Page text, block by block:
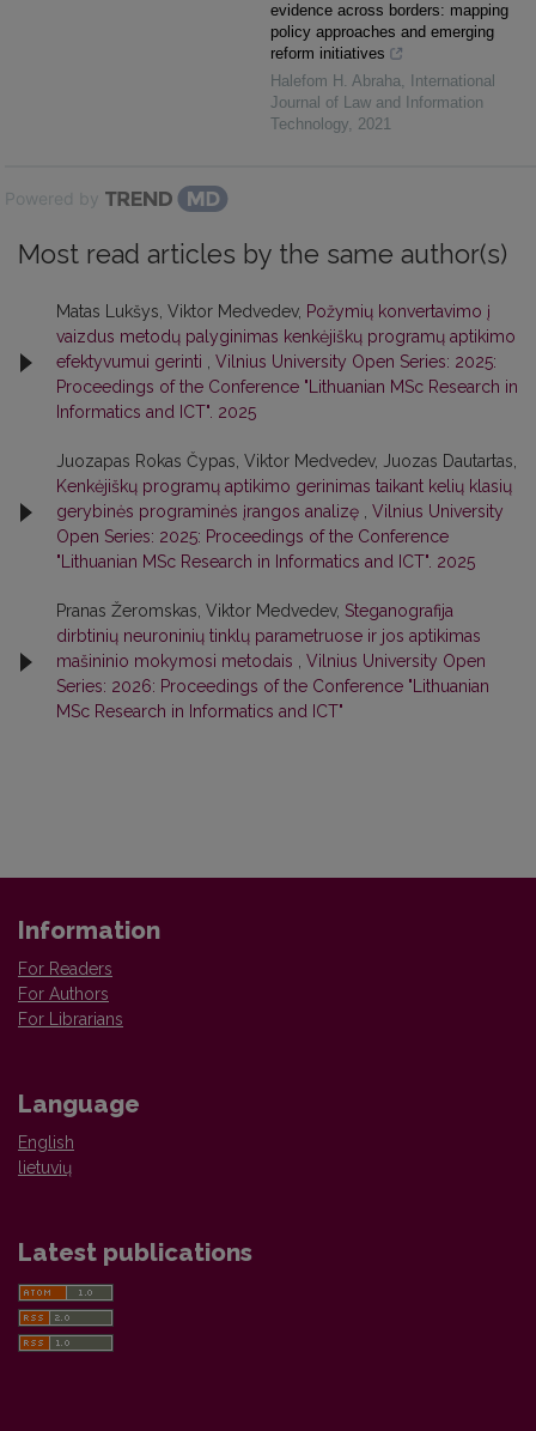
evidence across borders: mapping
policy approaches and emerging
reform initiatives
Halefom H. Abraha,
International
Journal of Law and Information
Technology, 2021
Powered by
Most read articles by the same author(s)
Matas Lukšys, Viktor Medvedev, Požymių konvertavimo į
vaizdus metodų palyginimas kenkėjiškų programų aptikimo
efektyvumui gerinti
Vilnius University Open Series: 2025:
Proceedings of the Conference "Lithuanian MSc Research in
Informatics and ICT". 2025
Juozapas Rokas Čypas, Viktor Medvedev, Juozas Dautartas,
Kenkėjiškų programų aptikimo gerinimas taikant kelių klasių
gerybinės programinės įrangos analizę
Vilnius University
Open Series: 2025: Proceedings of the Conference
"Lithuanian MSc Research in Informatics and ICT". 2025
Pranas Žeromskas, Viktor Medvedev, Steganografija
dirbtinių neuroninių tinklų parametruose ir jos aptikimas
mašininio mokymosi metodais
Vilnius University Open
Series: 2026: Proceedings of the Conference "Lithuanian
MSc Research in Informatics and ICT"
Information
For Readers
For Authors
For Librarians
Language
English
lietuvių
Latest publications